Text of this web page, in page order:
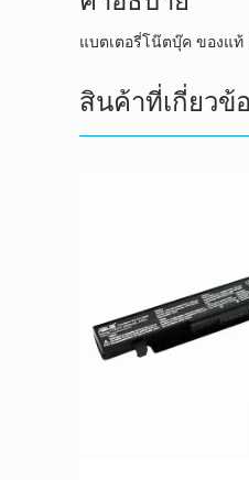
แบตเตอรี่โน๊ตบุ๊ค ของแท้
สินค้าที่เกี่ยวข้